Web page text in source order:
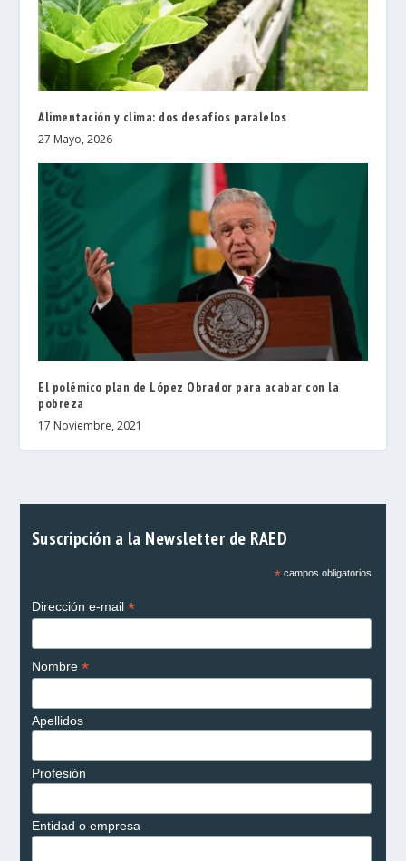
Alimentación y clima: dos desafíos paralelos
27 Mayo, 2026
El polémico plan de López Obrador para acabar con la
pobreza
17 Noviembre, 2021
Suscripción a la Newsletter de RAED
*campos obligatorios
Dirección e-mail *
Nombre *
Apellidos
Profesión
Entidad o empresa